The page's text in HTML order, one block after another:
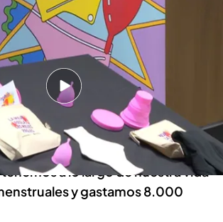
repartirá productos de higiene femenina gratis
digital Noticias Cuatro
- 22:36h.
productos de higiene
manera gratuita en más de 3.000
a lo largo de nuestra vida
y gastamos 8.000